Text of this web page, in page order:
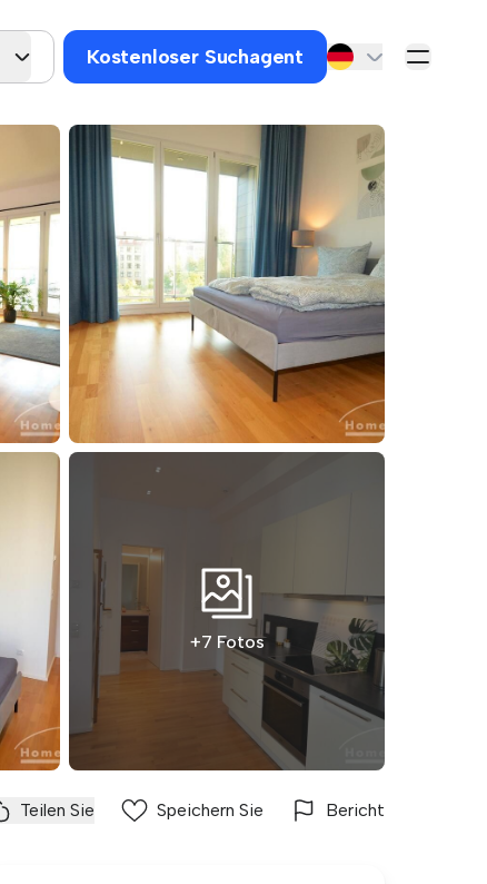
Kostenloser Suchagent
+7 Fotos
Teilen Sie Speichern Sie Bericht